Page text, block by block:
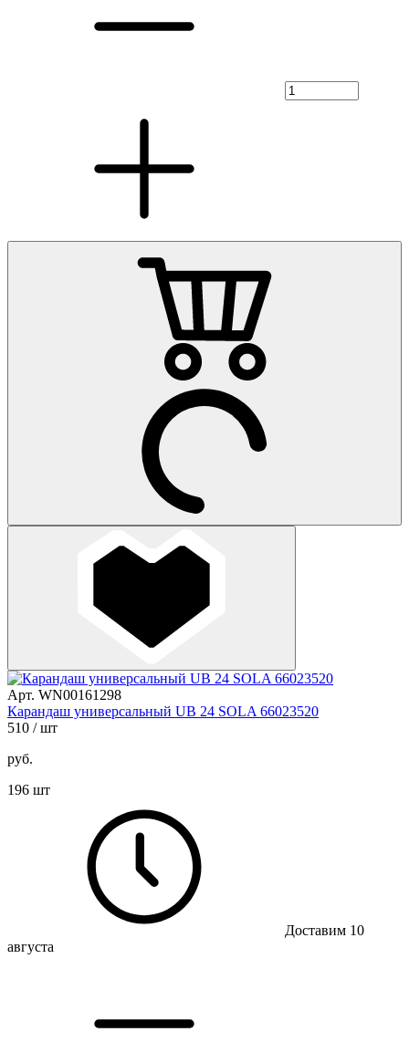
Арт. WN00161298
Карандаш универсальный UB 24 SOLA 66023520
510 / шт
руб.
196 шт
Доставим 10
августа